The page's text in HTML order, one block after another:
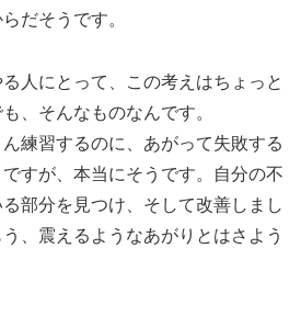
だそうです。
人にとって、この考えはちょっと
、そんなものなんです。
練習するのに、あがって失敗する
すが、本当にそうです。自分の不
部分を見つけ、そして改善しまし
、震えるようなあがりとはさよう